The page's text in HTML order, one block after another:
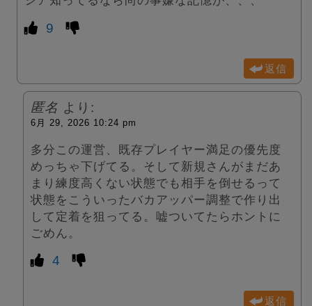
9
返信
匿名 より:
6月 29, 2026 10:24 pm
多分この運営、既存プレイヤー満足の優先度
めっちゃ下げてる。そして新規さんがまだあ
まり練度高くない状態でも相手を倒せるって
状態をこういったバカアッパー調整で作り出
して定着を狙ってる。嘘ついてたらホントに
ごめん。
4
返信